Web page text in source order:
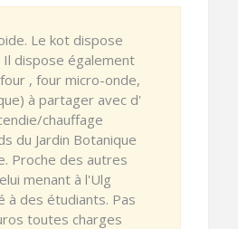
Le kot dispose
dispose également
, four micro-onde,
à partager avec d'
chauffage
du Jardin Botanique
Proche des autres
menant à l'Ulg
à des étudiants. Pas
toutes charges